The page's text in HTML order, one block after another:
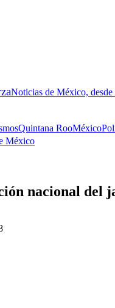
Noticias de México,
Quintana RooMéxico
México
nacional del